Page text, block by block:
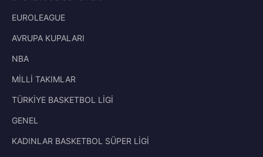
EUROLEAGUE
AVRUPA KUPALARI
NBA
MİLLİ TAKIMLAR
TÜRKİYE BASKETBOL LİGİ
GENEL
KADINLAR BASKETBOL SÜPER LİGİ